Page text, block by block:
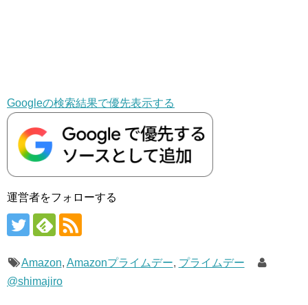
Googleの検索結果で優先表示する
運営者をフォローする
Amazon, Amazonプライムデー, プライムデー
@shimajiro